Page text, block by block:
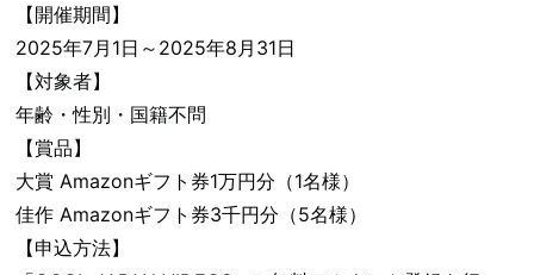
【開催期間】
2025年7月1日～2025年8月31日
【対象者】
年齢・性別・国籍不問
【賞品】
大賞 Amazonギフト券1万円分（1名様）
佳作 Amazonギフト券3千円分（5名様）
【申込方法】